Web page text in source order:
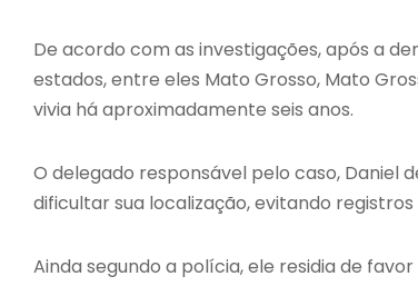
De acordo com as investigações, após a
estados, entre eles Mato Grosso, Mato
vivia há aproximadamente seis anos.
O delegado responsável pelo caso, Daniel
dificultar sua localização, evitando
Ainda segundo a polícia, ele residia de